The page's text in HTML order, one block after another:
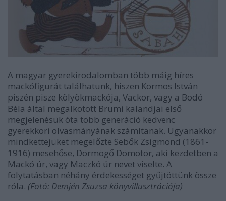
A magyar gyerekirodalomban több máig híres
mackófigurát találhatunk, hiszen Kormos István
piszén pisze kölyökmackója, Vackor, vagy a Bodó
Béla által megalkotott Brumi kalandjai első
megjelenésük óta több generáció kedvenc
gyerekkori olvasmányának számítanak. Ugyanakkor
mindkettejüket megelőzte Sebők Zsigmond (1861-
1916) mesehőse, Dörmögő Dömötör, aki kezdetben a
Mackó úr, vagy Maczkó úr nevet viselte. A
folytatásban néhány érdekességet gyűjtöttünk össze
róla. (Fotó: Demjén Zsuzsa könyvillusztrációja)